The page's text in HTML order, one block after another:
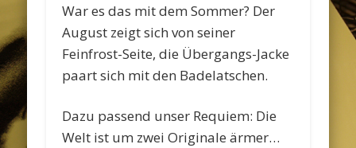
War es das mit dem Sommer? Der
August zeigt sich von seiner
Feinfrost-Seite, die Übergangs-Jacke
paart sich mit den Badelatschen.
Dazu passend unser Requiem: Die
Welt ist um zwei Originale ärmer…